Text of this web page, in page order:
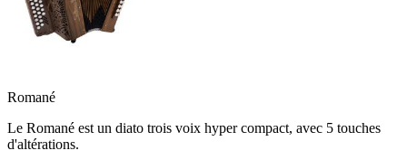
Romané
Le Romané est un diato trois voix hyper compact, avec 5 touches
d'altérations.